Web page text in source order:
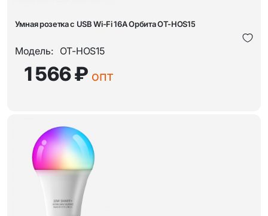
Умная розетка с USB Wi-Fi 16A Орбита OT-HOS15
Модель: OT-HOS15
1 566 ₽ опт